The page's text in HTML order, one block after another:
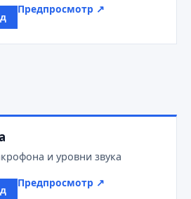
Предпросмотр ↗
и уровни звука
Предпросмотр ↗